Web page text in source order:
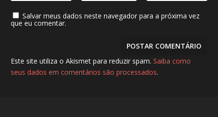
Salvar meus dados neste navegador para a próxima vez
que eu comentar.
Este site utiliza o Akismet para reduzir spam.Saiba como
seus dados em comentários são processados.